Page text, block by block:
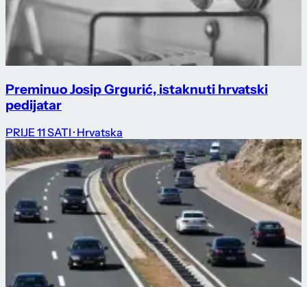
Preminuo Josip Grgurić, istaknuti hrvatski
pedijatar
PRIJE 11 SATI · Hrvatska